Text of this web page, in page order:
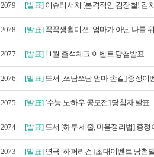
2079 [발표] 이슈리서치 [본격적인 김장철! 김
2078 [발표] 꼭꼭생활미션 [엄마가 아닌 나를
2077 [발표] 11월 출석체크 이벤트 당첨발표
2076 [발표] 도서 [쓰담쓰담 엄마 손길] 증정이
2075 [발표] [수능 노하우 공모전] 당첨자 발표
2074 [발표] 도서 [하루 세줄, 마음정리법] 증정
2073 [발표] 연극 [하퍼리건] 초대이벤트 당첨